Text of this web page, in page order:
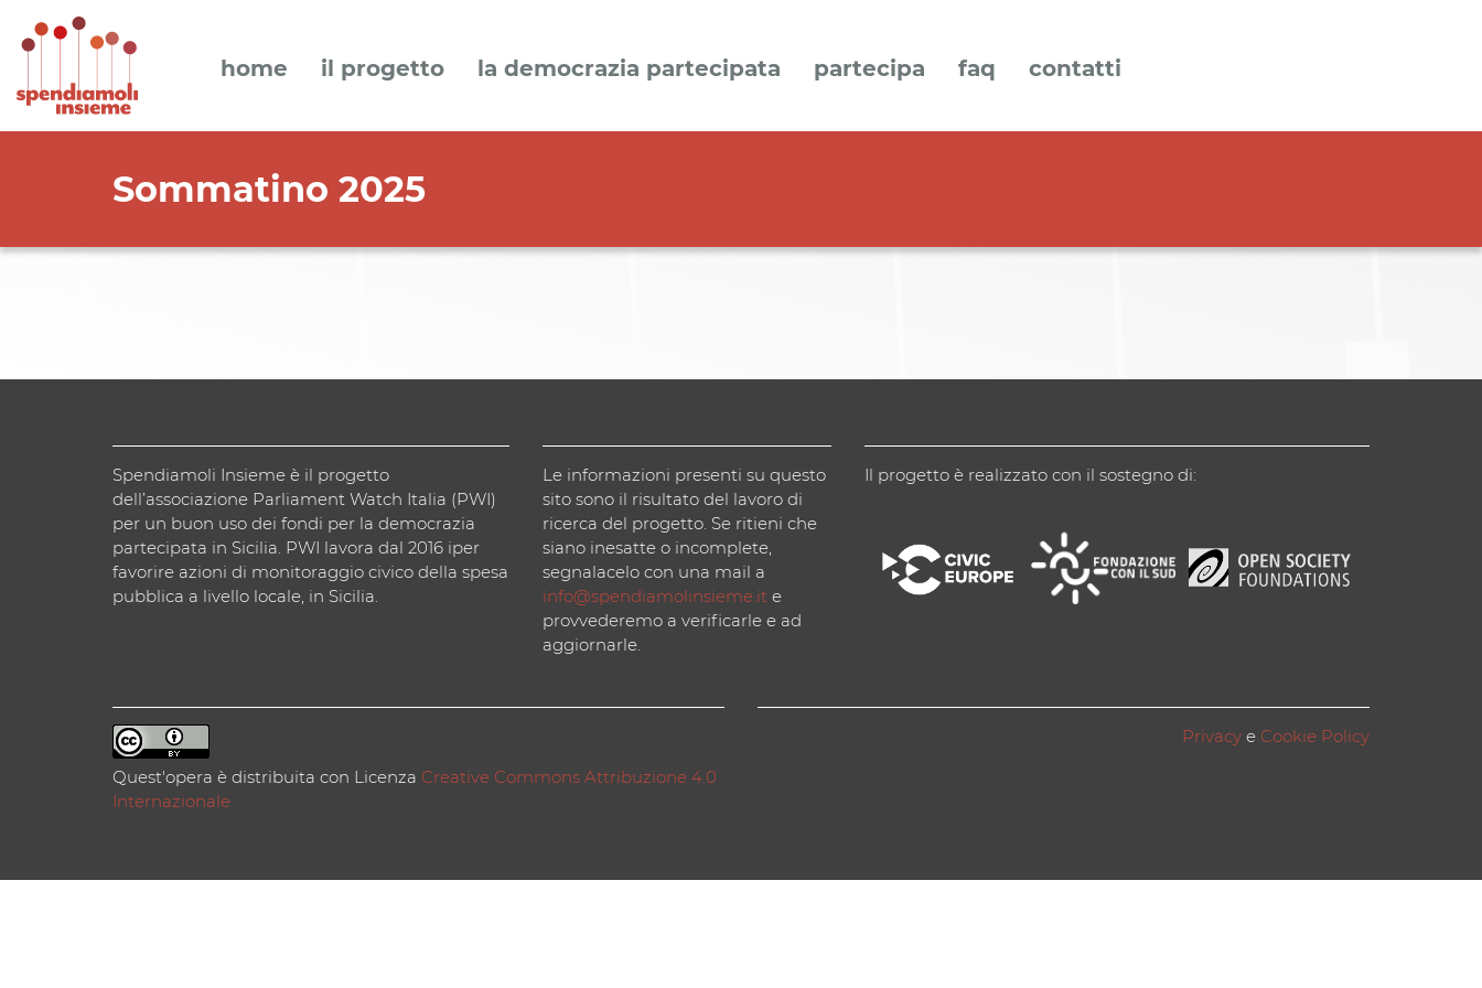
home il progetto la democrazia partecipata partecipa faq contatti
Sommatino 2025
Spendiamoli Insieme è il progetto
dell’associazione Parliament Watch Italia (PWI)
per un buon uso dei fondi per la democrazia
partecipata in Sicilia. PWI lavora dal 2016 iper
favorire azioni di monitoraggio civico della spesa
pubblica a livello locale, in Sicilia.
Le informazioni presenti su questo
sito sono il risultato del lavoro di
ricerca del progetto. Se ritieni che
siano inesatte o incomplete,
segnalacelo con una mail a
info@spendiamolinsieme.ite
provvederemo a verificarle e ad
aggiornarle.
Il progetto è realizzato con il sostegno di:
Quest'opera è distribuita con Licenza Creative Commons Attribuzione 4.0
Internazionale
Privacy e Cookie Policy